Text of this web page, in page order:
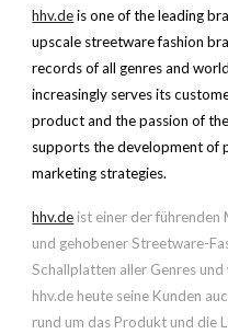
hhv.deis one of the leading
upscale streetware fashion
records of all genres and
increasingly serves its
product and the passion of
supports the development of
marketing strategies.
hhv.de ist einer der
und gehobener Streetware-
Schallplatten aller Genres
hhv.de heute seine Kunden
rund um das Produkt und die